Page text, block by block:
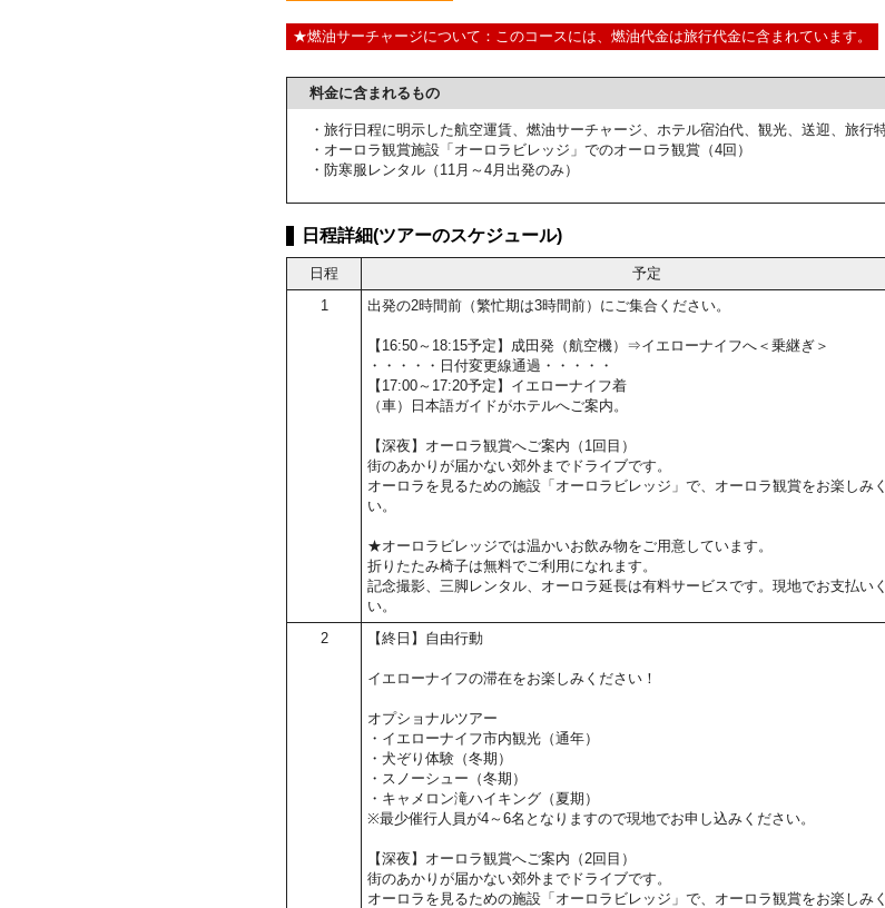
★燃油サーチャージについて：このコースには、燃油代金は旅行代金に含まれています。
料金に含まれるもの
・旅行日程に明示した航空運賃、燃油サーチャージ、ホテル宿泊代、観光、送迎、旅行
・オーロラ観賞施設「オーロラビレッジ」でのオーロラ観賞（4回）
・防寒服レンタル（11月～4月出発のみ）
日程詳細(ツアーのスケジュール)
日程 予定
1
出発の2時間前（繁忙期は3時間前）にご集合ください。
【16:50～18:15予定】成田発（航空機）⇒イエローナイフへ＜乗継ぎ＞
・・・・・日付変更線通過・・・・・
【17:00～17:20予定】イエローナイフ着
（車）日本語ガイドがホテルへご案内。
【深夜】オーロラ観賞へご案内（1回目）
街のあかりが届かない郊外までドライブです。
オーロラを見るための施設「オーロラビレッジ」で、オーロラ観賞をお楽しみ
い。
★オーロラビレッジでは温かいお飲み物をご用意しています。
折りたたみ椅子は無料でご利用になれます。
記念撮影、三脚レンタル、オーロラ延長は有料サービスです。現地でお支払い
い。
2 【終日】自由行動
イエローナイフの滞在をお楽しみください！
オプショナルツアー
・イエローナイフ市内観光（通年）
・犬ぞり体験（冬期）
・スノーシュー（冬期）
・キャメロン滝ハイキング（夏期）
※最少催行人員が4～6名となりますので現地でお申し込みください。
【深夜】オーロラ観賞へご案内（2回目）
街のあかりが届かない郊外までドライブです。
オーロラを見るための施設「オーロラビレッジ」で、オーロラ観賞をお楽しみ